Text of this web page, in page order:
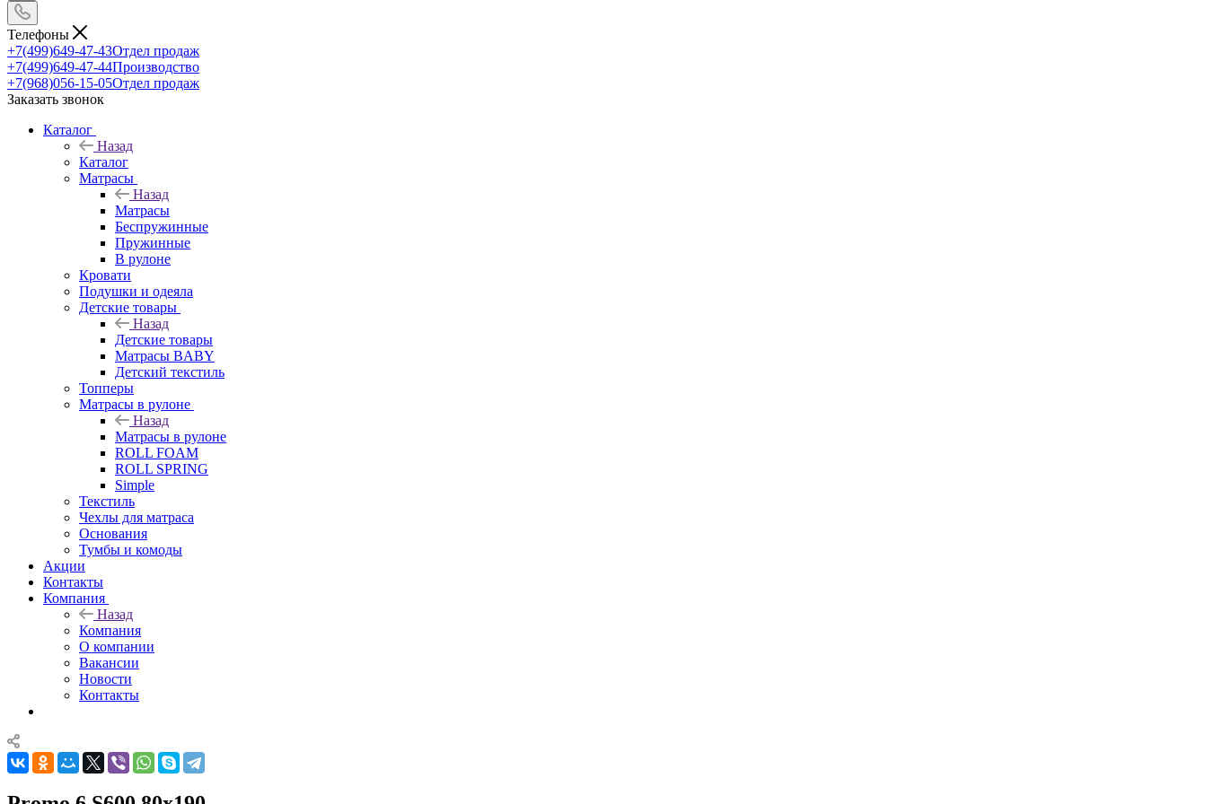
Телефоны
+7(499)649-47-43Отдел продаж
+7(499)649-47-44Производство
+7(968)056-15-05Отдел продаж
Заказать звонок
Каталог
Назад
Каталог
Матрасы
Назад
Матрасы
Беспружинные
Пружинные
В рулоне
Кровати
Подушки и одеяла
Детские товары
Назад
Детские товары
Матрасы BABY
Детский текстиль
Топперы
Матрасы в рулоне
Назад
Матрасы в рулоне
ROLL FOAM
ROLL SPRING
Simple
Текстиль
Чехлы для матраса
Основания
Тумбы и комоды
Акции
Контакты
Компания
Назад
Компания
О компании
Вакансии
Новости
Контакты